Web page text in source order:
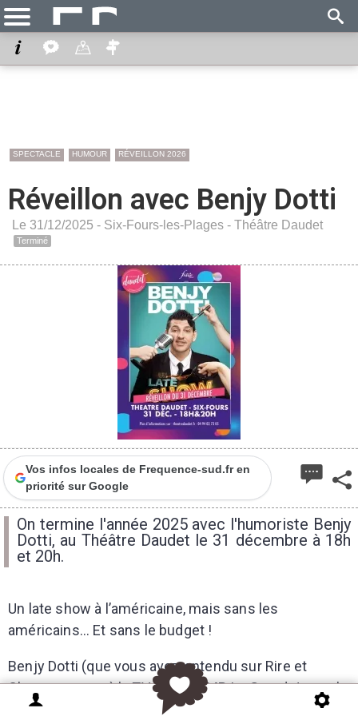
SPECTACLE HUMOUR RÉVEILLON 2026
Réveillon avec Benjy Dotti
Le 31/12/2025 - Six-Fours-les-Plages - Théâtre Daudet
Terminé
Vos infos locales de Frequence-sud.fr en
priorité sur Google
On termine l'année 2025 avec l'humoriste Benjy
Dotti, au Théâtre Daudet le 31 décembre à 18h
et 20h.
Un late show à l’américaine, mais sans les
américains… Et sans le budget !
Benjy Dotti (que vous avez entendu sur Rire et
Chanson ou vu à la TV dans TPMP, Le Grand Journal,
Les Grands du Rire, Les Années Bonheurs, C Cauet